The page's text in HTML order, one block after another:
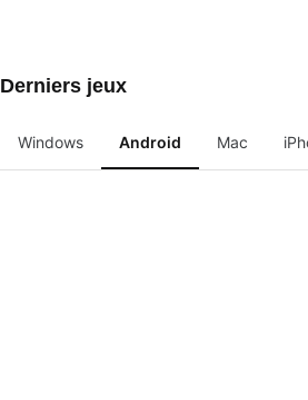
Derniers jeux
Windows Android Mac